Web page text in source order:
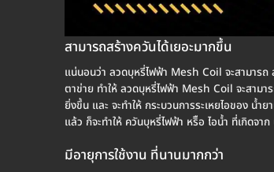
สามารถสร้างควันได้เยอะมากขึ้น
แน่นอนว่า ลวดบุหรี่ไฟฟ้า Mesh Coil จะสามารถ
ตาข่าย ทำให้ ลวดบุหรี่ไฟฟ้า Mesh Coil จะสามา
ยิ่งขึ้น และ จะทำให้ กระบวนการระเหยไอของ น้
แล้ว ก็จะทำให้ ควันบุหรี่ไฟฟ้า หริือ ไอน้ำ ที่เกิดจา
มีอายุการใช้งาน ที่นานมากกว่า